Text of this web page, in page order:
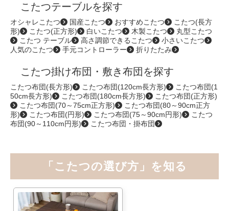
こたつテーブルを探す
オシャレこたつ 国産こたつ おすすめこたつ
こたつ(長方
形)
こたつ(正方形) 白いこたつ 木製こたつ
丸型こたつ
こたつ テーブル
高さ調節できるこたつ
小さいこたつ
人気のこたつ
手元コントローラー 折りたたみ
こたつ掛け布団・敷き布団を探す
こたつ布団(長方形) こたつ布団(120cm長方形)
こたつ布団(1
50cm長方形)
こたつ布団(180cm長方形)
こたつ布団(正方形)
こたつ布団(70～75cm正方形)
こたつ布団(80～90cm正方
形)
こたつ布団(円形) こたつ布団(75～90cm円形)
こたつ
布団(90～110cm円形)
こたつ布団・掛布団
「こたつの選び方」を知る